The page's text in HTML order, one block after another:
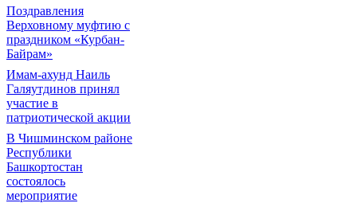
Поздравления
Верховному муфтию с
праздником «Курбан-
Байрам»
Имам-ахунд Наиль
Галяутдинов принял
участие в
патриотической акции
В Чишминском районе
Республики
Башкортостан
состоялось
мероприятие